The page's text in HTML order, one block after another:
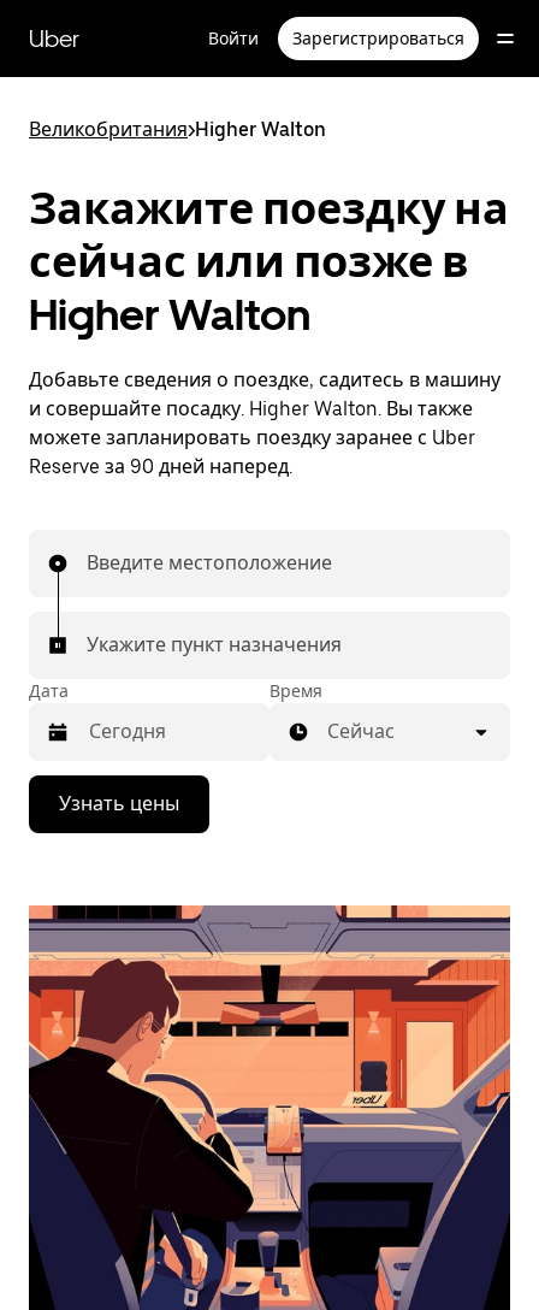
перейти
к
содержимому
Uber Войти Зарегистрироваться
Великобритания>Higher Walton
Закажите поездку на
сейчас или позже в
Higher Walton
Добавьте сведения о поездке, садитесь в машину
и совершайте посадку. Higher Walton. Вы также
можете запланировать поездку заранее с Uber
Reserve за 90 дней наперед.
Введите местоположение
Укажите пункт назначения
Дата
Нажмите
стрелку
вниз,
календарю
выбрать
дату.
Чтобы
закрыть
календарь,
нажмите
Esc.
Время
Сейчас
Узнать цены